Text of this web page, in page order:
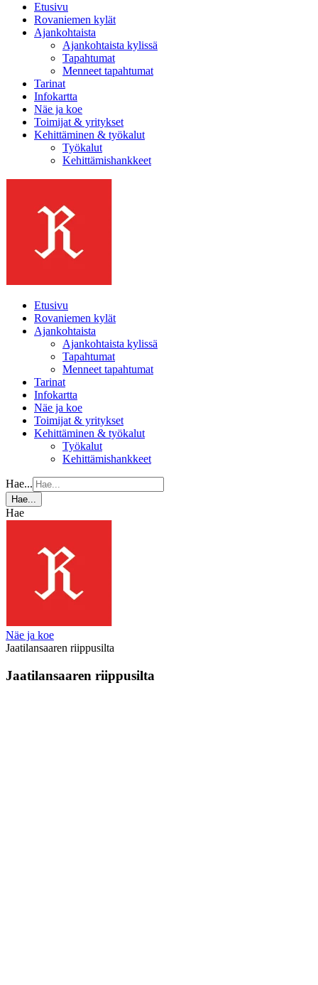
Etusivu
Rovaniemen kylät
Ajankohtaista
Ajankohtaista kylissä
Tapahtumat
Menneet tapahtumat
Tarinat
Infokartta
Näe ja koe
Toimijat & yritykset
Kehittäminen & työkalut
Työkalut
Kehittämishankkeet
Etusivu
Rovaniemen kylät
Ajankohtaista
Ajankohtaista kylissä
Tapahtumat
Menneet tapahtumat
Tarinat
Infokartta
Näe ja koe
Toimijat & yritykset
Kehittäminen & työkalut
Työkalut
Kehittämishankkeet
Hae...
Hae...
Hae
Näe ja koe
Jaatilansaaren riippusilta
Jaatilansaaren riippusilta